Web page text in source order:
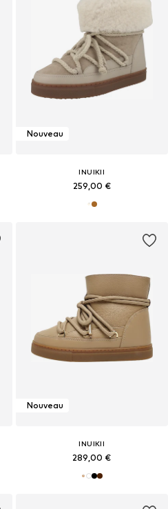
Nouveau
INUIKII
259,00 €
Nouveau
INUIKII
289,00 €